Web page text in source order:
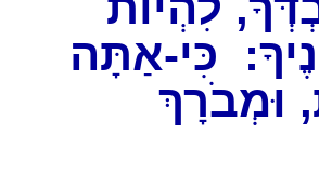
כִּי-אַתָּה
וּמְבֹרָךְ